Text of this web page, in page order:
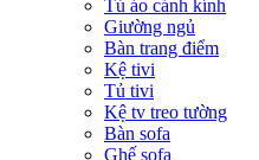
Tú áo cánh kính
Giường ngủ
Bàn trang điểm
Kệ tivi
Tủ tivi
Kệ tv treo tường
Bàn sofa
Ghế sofa